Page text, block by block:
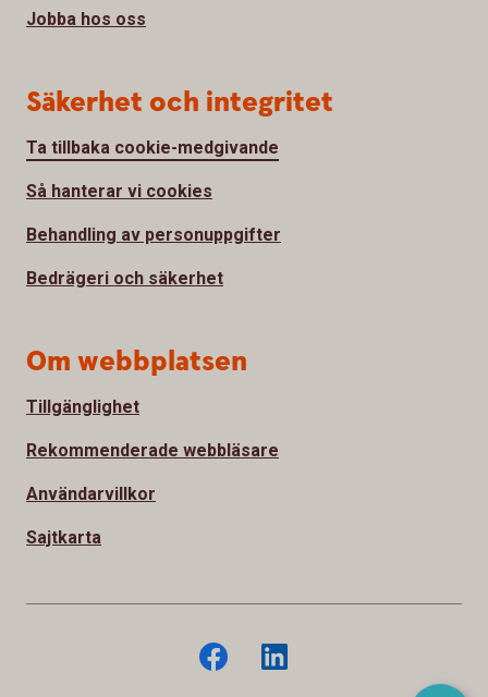
Jobba hos oss
Säkerhet och integritet
Ta tillbaka cookie-medgivande
Så hanterar vi cookies
Behandling av personuppgifter
Bedrägeri och säkerhet
Om webbplatsen
Tillgänglighet
Rekommenderade webbläsare
Användarvillkor
Sajtkarta